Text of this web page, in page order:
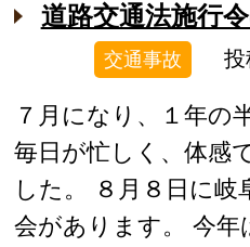
道路交通法施行
交通事故 投
７月になり、１年の
毎日が忙しく、体感
した。 ８月８日に岐
会があります。 今年